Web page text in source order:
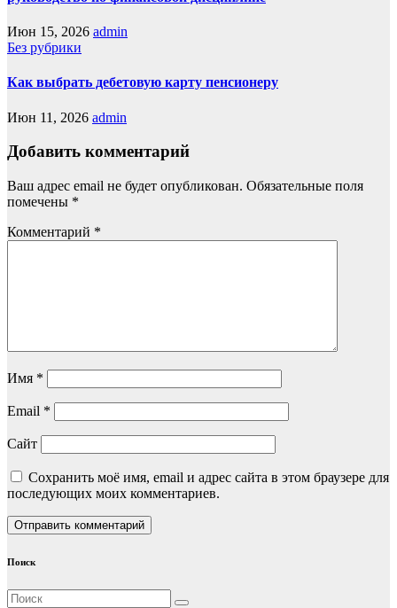
Июн 15, 2026 admin
Без рубрики
Как выбрать дебетовую карту пенсионеру
Июн 11, 2026 admin
Добавить комментарий
Ваш адрес email не будет опубликован. Обязательные поля
помечены *
Комментарий *
Имя *
Email *
Сайт
Сохранить моё имя, email и адрес сайта в этом браузере для
последующих моих комментариев.
Поиск